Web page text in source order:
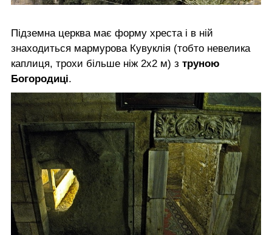
Підземна церква має форму хреста і в ній
знаходиться мармурова Кувуклія (тобто невелика
каплиця, трохи більше ніж 2x2 м) з труною
Богородиці.